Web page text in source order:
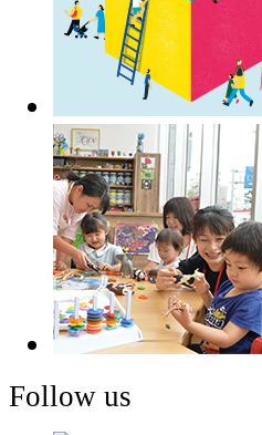
Follow us